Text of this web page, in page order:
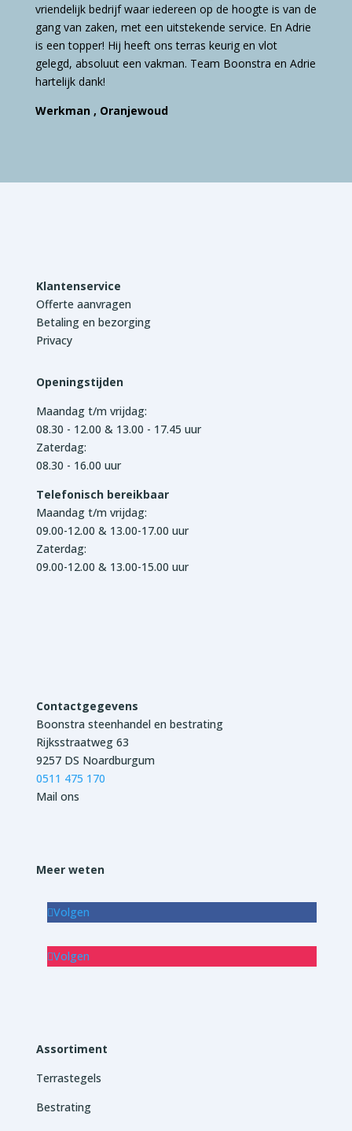
vriendelijk bedrijf waar iedereen op de hoogte is van de
gang van zaken, met een uitstekende service. En Adrie
is een topper! Hij heeft ons terras keurig en vlot
gelegd, absoluut een vakman. Team Boonstra en Adrie
hartelijk dank!
Werkman , Oranjewoud
Klantenservice
Offerte aanvragen
Betaling en bezorging
Privacy
Openingstijden
Maandag t/m vrijdag:
08.30 - 12.00 & 13.00 - 17.45 uur
Zaterdag:
08.30 - 16.00 uur
Telefonisch bereikbaar
Maandag t/m vrijdag:
09.00-12.00 & 13.00-17.00 uur
Zaterdag:
09.00-12.00 & 13.00-15.00 uur
Contactgegevens
Boonstra steenhandel en bestrating
Rijksstraatweg 63
9257 DS Noardburgum
0511 475 170
Mail ons
Meer weten
Volgen
Volgen
Assortiment
Terrastegels
Bestrating